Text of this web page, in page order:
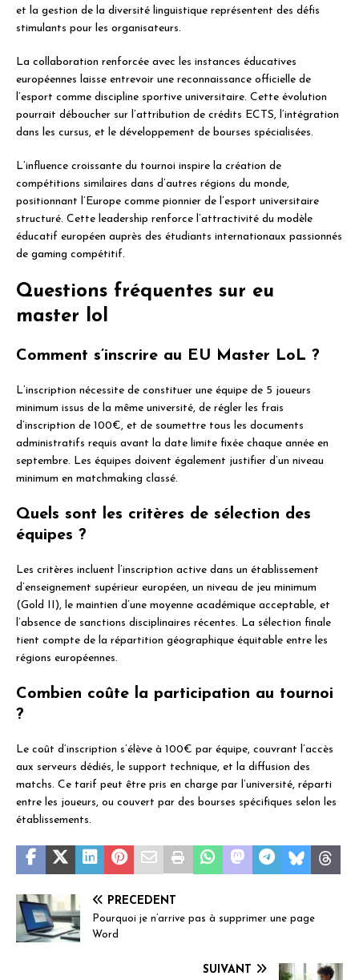
et la gestion de la diversité linguistique représentent des défis
stimulants pour les organisateurs.
La collaboration renforcée avec les instances éducatives
européennes laisse entrevoir une reconnaissance officielle de
l’esport comme discipline sportive universitaire. Cette évolution
pourrait déboucher sur l’attribution de crédits ECTS, l’intégration
dans les cursus, et le développement de bourses spécialisées.
L’influence croissante du tournoi inspire la création de
compétitions similaires dans d’autres régions du monde,
positionnant l’Europe comme pionnier de l’esport universitaire
structuré. Cette leadership renforce l’attractivité du modèle
éducatif européen auprès des étudiants internationaux passionnés
de gaming compétitif.
Questions fréquentes sur eu
master lol
Comment s’inscrire au EU Master LoL ?
L’inscription nécessite de constituer une équipe de 5 joueurs
minimum issus de la même université, de régler les frais
d’inscription de 100€, et de soumettre tous les documents
administratifs requis avant la date limite fixée chaque année en
septembre. Les équipes doivent également justifier d’un niveau
minimum en matchmaking classé.
Quels sont les critères de sélection des
équipes ?
Les critères incluent l’inscription active dans un établissement
d’enseignement supérieur européen, un niveau de jeu minimum
(Gold II), le maintien d’une moyenne académique acceptable, et
l’absence de sanctions disciplinaires récentes. La sélection finale
tient compte de la répartition géographique équitable entre les
régions européennes.
Combien coûte la participation au tournoi
?
Le coût d’inscription s’élève à 100€ par équipe, couvrant l’accès
aux serveurs dédiés, le support technique, et la diffusion des
matchs. Ce tarif peut être pris en charge par l’université, réparti
entre les joueurs, ou couvert par des bourses spécifiques selon les
établissements.
PRÉCÉDENT
Pourquoi je n’arrive pas à supprimer une page
Word
SUIVANT